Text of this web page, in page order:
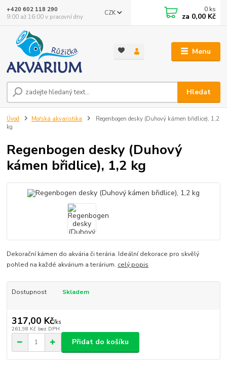
Menu
CZK
Hledat
+420 602 118 290
9:00 až 16:00 v pracovní dny
0 ks
za 0,00 Kč
Úvod Mořská akvaristika
Regenbogen desky (Duhový kámen břidlice), 1,2
kg
Regenbogen desky (Duhový
kámen břidlice), 1,2 kg
Dekorační kámen do akvária či terária. Ideální dekorace pro skvělý
pohled na každé akvárium a terárium. celý popis
Dostupnost Skladem
317,00 Kč/ks
261,98 Kč bez DPH
Přidat do košíku